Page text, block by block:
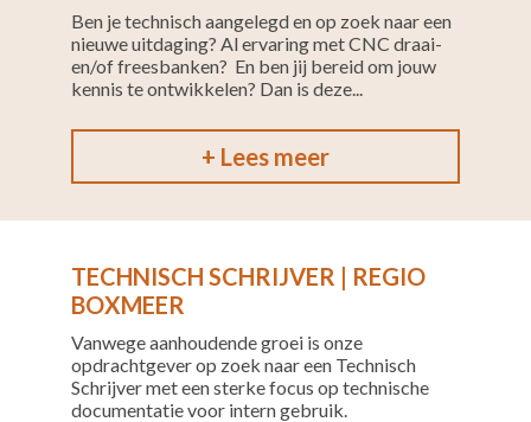
Ben je technisch aangelegd en op zoek naar een
nieuwe uitdaging? Al ervaring met CNC draai-
en/of freesbanken? En ben jij bereid om jouw
kennis te ontwikkelen? Dan is deze...
+ Lees meer
TECHNISCH SCHRIJVER | REGIO
BOXMEER
Vanwege aanhoudende groei is onze
opdrachtgever op zoek naar een Technisch
Schrijver met een sterke focus op technische
documentatie voor intern gebruik.